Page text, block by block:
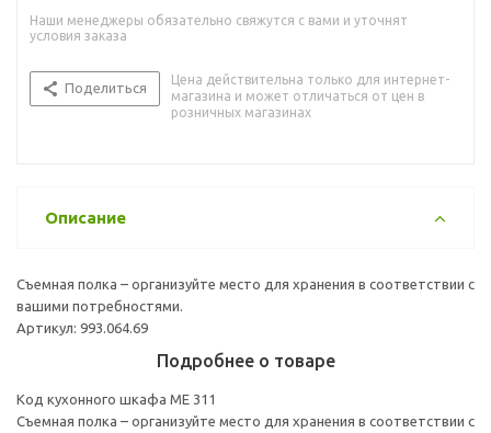
Наши менеджеры обязательно свяжутся с вами и уточнят
условия заказа
Поделиться
Цена действительна только для интернет-
магазина и может отличаться от цен в
розничных магазинах
Описание
Съемная полка – организуйте место для хранения в соответствии с
вашими потребностями.
Артикул: 993.064.69
Подробнее о товаре
Код кухонного шкафа ME 311
Съемная полка – организуйте место для хранения в соответствии с